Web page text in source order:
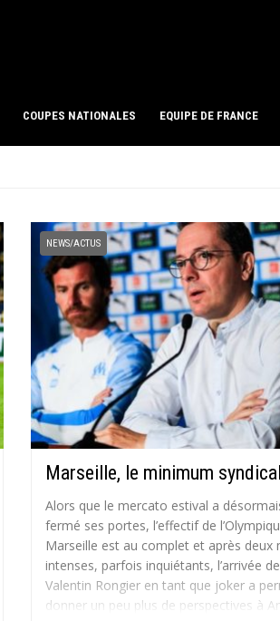
COUPES NATIONALES EQUIPE DE FRANCE
NEWS/ACTUS
Marseille, le minimum syndical
Alors que le mercato estival a
fermé ses portes, l’effectif de
Marseille est au complet et après deux
intenses, parfois inquiétants, l’arrivée de
Valentin Rongier en tant que joker a
donner un peu plus de perspectives à